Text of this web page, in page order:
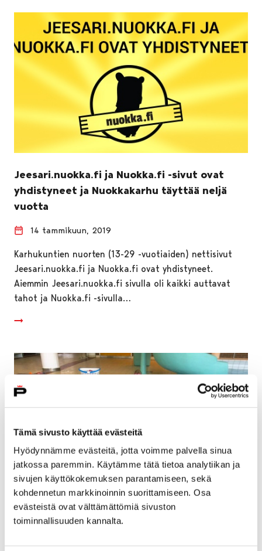
Tämä sivusto käyttää evästeitä
Hyödynnämme evästeitä, jotta voimme palvella sinua
jatkossa paremmin. Käytämme tätä tietoa analytiikan ja
sivujen käyttökokemuksen parantamiseen, sekä
kohdennetun markkinoinnin suorittamiseen. Osa
evästeistä ovat välttämättömiä sivuston
toiminnallisuuden kannalta.
Jeesari.nuokka.fi ja Nuokka.fi -sivut ovat
yhdistyneet ja Nuokkakarhu täyttää neljä
vuotta
14 tammikuun, 2019
Karhukuntien nuorten (13-29 -vuotiaiden) nettisivut
Jeesari.nuokka.fi ja Nuokka.fi ovat yhdistyneet.
Aiemmin Jeesari.nuokka.fi sivulla oli kaikki auttavat
tahot ja Nuokka.fi -sivulla…
Ilmoittautumiset kevään uimakouluihin